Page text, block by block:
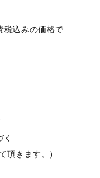
税込みの価格で
頂きます。)